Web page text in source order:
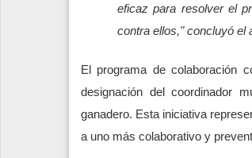
eficaz para resolver el
contra ellos," concluyó el
El programa de colaboración
designación del coordinador
ganadero. Esta iniciativa
a uno más colaborativo y